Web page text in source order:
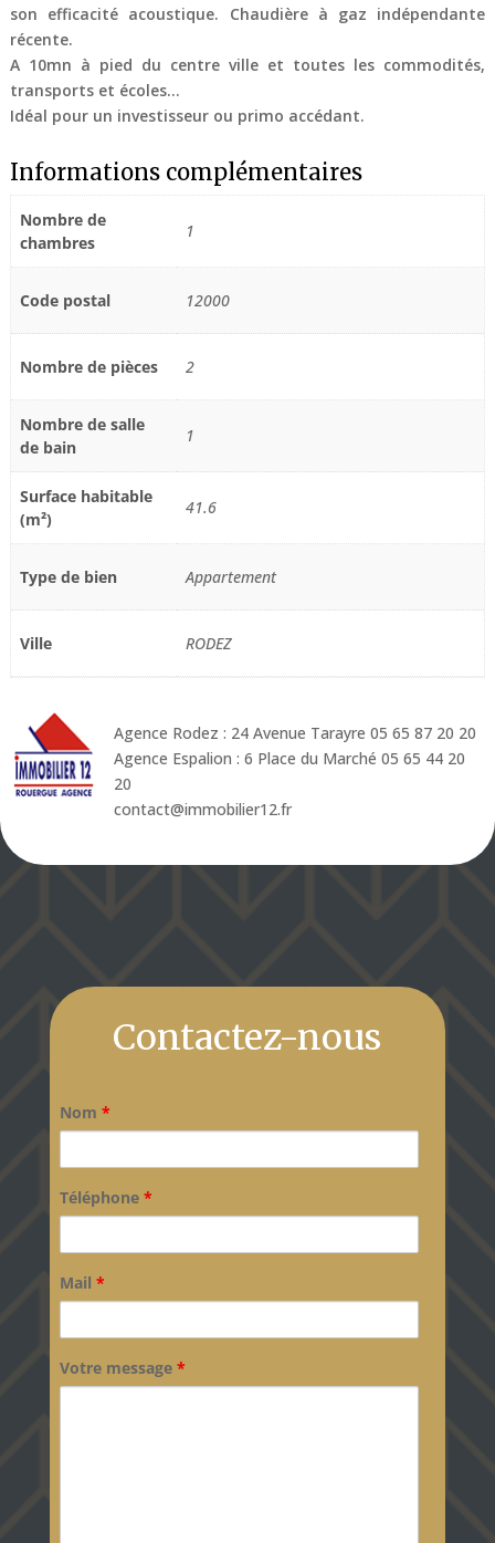
son efficacité acoustique. Chaudière à gaz indépendante
récente.
A 10mn à pied du centre ville et toutes les commodités,
transports et écoles…
Idéal pour un investisseur ou primo accédant.
Informations complémentaires
Nombre de
chambres
1
Code postal 12000
Nombre de pièces 2
Nombre de salle
de bain
1
Surface habitable
(m²)
41.6
Type de bien Appartement
Ville RODEZ
Agence Rodez : 24 Avenue Tarayre 05 65 87 20 20
Agence Espalion : 6 Place du Marché 05 65 44 20
20
contact@immobilier12.fr
Contactez-nous
Nom *
Téléphone *
Mail *
Votre message *